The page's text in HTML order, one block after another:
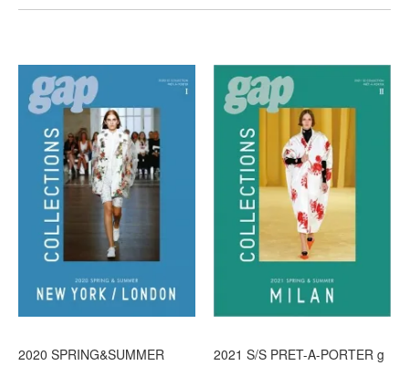
2020 SPRING&SUMMER
2021 S/S PRET-A-PORTER g